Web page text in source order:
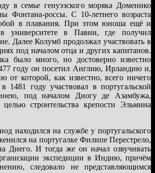
в семье генуэзского моряка Доменико
Фонтана-россы. С 10-летнего возраста
в плавания. При этом юноша ещё и
в университете в Павии, где получил
Далее Колумб продолжал участвовать в
под началом отца и других капитанов.
было много, но достоверно известно
году он посетил Англию, Ирландию и,
от которой, как известно, всего ничего
1481 году участвовал в португальской
под началом Диогу де Азамбужа,
строительства крепости Эльмина
находился на службе у португальского
на португалке Филипе Перестрело,
Диего. И тогда же он начал озвучивать
экспедиции в Индию, причём
следовало не представляющимся